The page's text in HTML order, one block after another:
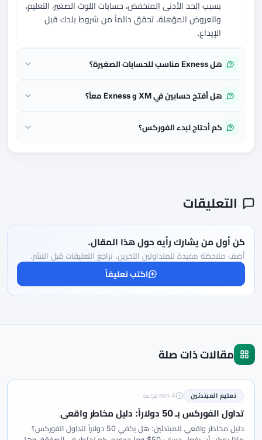
بسبب الحد الأدنى المنخفض، حسابات اللوت الصغير، التعليم،
والعروض المؤهلة. تحقق دائماً من شروط بلدك قبل
الإيداع.
هل Exness مناسب للحسابات الصغيرة؟
هل أفتح حسابين في XM و Exness معاً؟
كم أحتاج لبدء الفوركس؟
التعليقات
كن أول من يشارك رأيه حول هذا المقال.
أضف ملاحظة مفيدة للمتداولين الآخرين. نراجع التعليقات قبل النشر.
اكتب تعليقاً
مقالات ذات صلة
تعليم المبتدئين 4 min قراءة
تداول الفوركس بـ 50 دولاراً: دليل مخاطر واقعي
دليل مخاطر واقعي للمبتدئين: هل يكفي 50 دولاراً لتداول الفوركس؟